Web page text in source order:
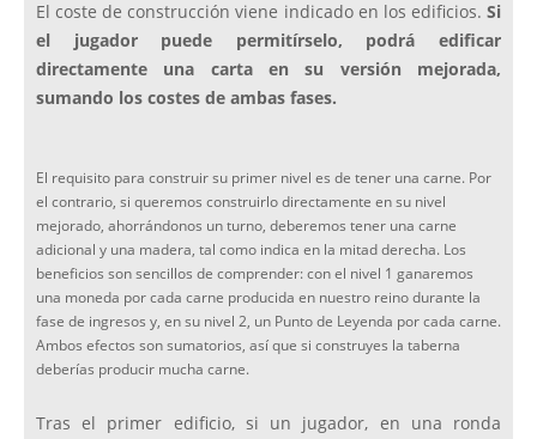
El coste de construcción viene indicado en los edificios. Si
el jugador puede permitírselo, podrá edificar
directamente una carta en su versión mejorada,
sumando los costes de ambas fases.
El requisito para construir su primer nivel es de tener una carne. Por
el contrario, si queremos construirlo directamente en su nivel
mejorado, ahorrándonos un turno, deberemos tener una carne
adicional y una madera, tal como indica en la mitad derecha. Los
beneficios son sencillos de comprender: con el nivel 1 ganaremos
una moneda por cada carne producida en nuestro reino durante la
fase de ingresos y, en su nivel 2, un Punto de Leyenda por cada carne.
Ambos efectos son sumatorios, así que si construyes la taberna
deberías producir mucha carne.
Tras el primer edificio, si un jugador, en una ronda